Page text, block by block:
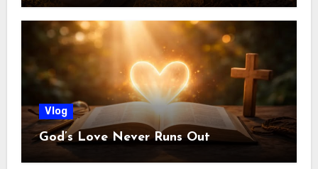
Vlog
God’s Love Never Runs Out